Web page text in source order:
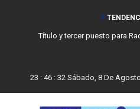
Título y tercer puesto para
23 : 46: 33 Sábado, 8 De